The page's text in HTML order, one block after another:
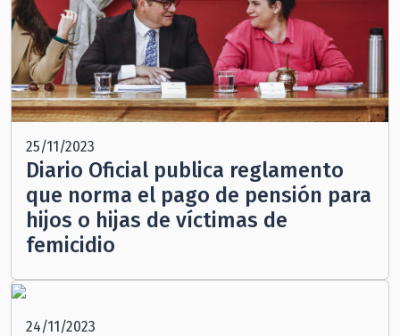
25/11/2023
Diario Oficial publica reglamento
que norma el pago de pensión para
hijos o hijas de víctimas de
femicidio
24/11/2023